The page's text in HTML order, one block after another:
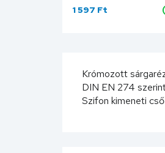
1 597 Ft
Krómozott
DIN EN 274
Szifon kimeneti